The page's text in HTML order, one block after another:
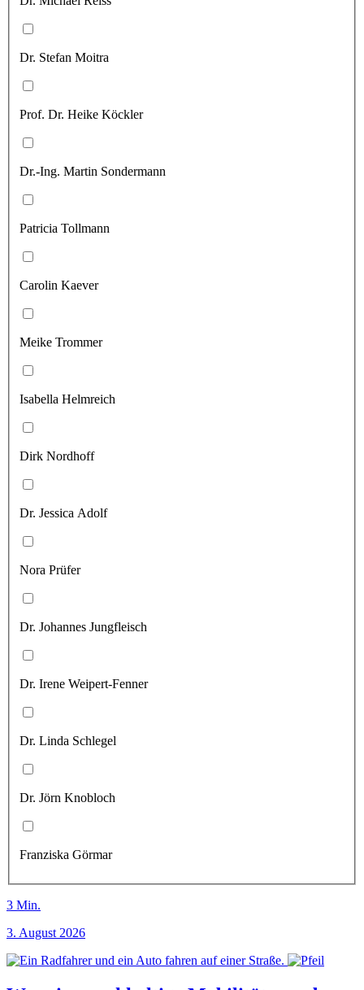
Dr. Stefan Moitra
Prof. Dr. Heike Köckler
Dr.-Ing. Martin Sondermann
Patricia Tollmann
Carolin Kaever
Meike Trommer
Isabella Helmreich
Dirk Nordhoff
Dr. Jessica Adolf
Nora Prüfer
Dr. Johannes Jungfleisch
Dr. Irene Weipert-Fenner
Dr. Linda Schlegel
Dr. Jörn Knobloch
Franziska Görmar
3 Min.
3. August 2026